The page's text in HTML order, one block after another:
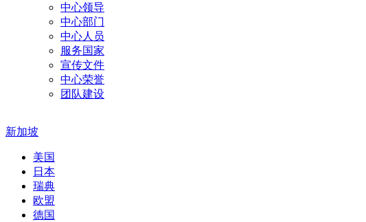
中心领导
中心部门
中心人员
服务国家
宣传文件
中心荣誉
团队建设
新加坡
美国
日本
瑞典
欧盟
德国